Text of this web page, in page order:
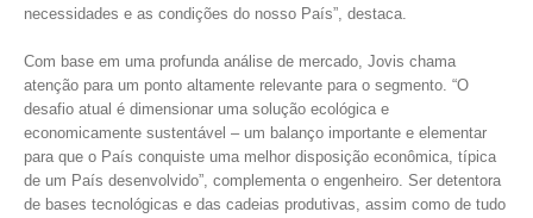
necessidades e as condições do nosso País”, destaca.
Com base em uma profunda análise de mercado, Jovis chama
atenção para um ponto altamente relevante para o segmento. “O
desafio atual é dimensionar uma solução ecológica e
economicamente sustentável – um balanço importante e elementar
para que o País conquiste uma melhor disposição econômica, típica
de um País desenvolvido”, complementa o engenheiro. Ser detentora
de bases tecnológicas e das cadeias produtivas, assim como de tudo